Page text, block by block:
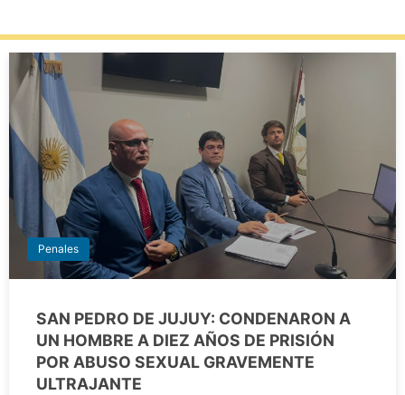
Penales
SAN PEDRO DE JUJUY: CONDENARON A
UN HOMBRE A DIEZ AÑOS DE PRISIÓN
POR ABUSO SEXUAL GRAVEMENTE
ULTRAJANTE